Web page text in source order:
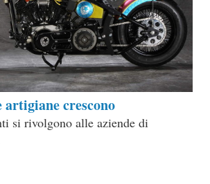
crescono
si rivolgono alle aziende di